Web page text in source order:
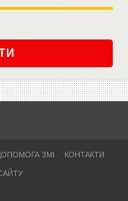
ЗМІ КОНТАКТИ